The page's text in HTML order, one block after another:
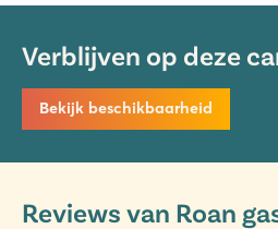
Verblijven op deze
Bekijk beschikbaarheid
Reviews van Roan